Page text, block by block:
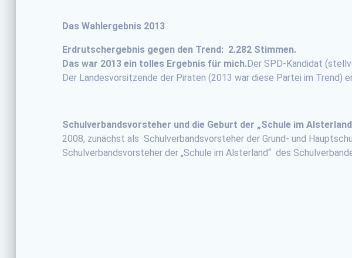
Das Wahlergebnis 2013
Erdrutschergebnis gegen den Trend: 2.282 Stimmen.
Das war 2013 ein tolles Ergebnis für mich.Der SPD-Kandidat
Der Landesvorsitzende der Piraten (2013 war diese Partei im Trend)
Schulverbandsvorsteher und die Geburt der „Schule im
2008, zunächst als Schulverbandsvorsteher der Grund- und
Schulverbandsvorsteher der „Schule im Alsterland“ des